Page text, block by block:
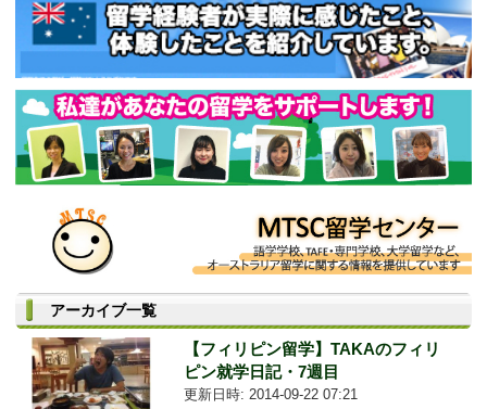
アーカイブ一覧
【フィリピン留学】TAKAのフィリ
ピン就学日記・7週目
更新日時: 2014-09-22 07:21